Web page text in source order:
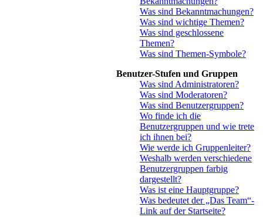
Was sind Bekanntmachungen?
Was sind wichtige Themen?
Was sind geschlossene
Themen?
Was sind Themen-Symbole?
Benutzer-Stufen und Gruppen
Was sind Administratoren?
Was sind Moderatoren?
Was sind Benutzergruppen?
Wo finde ich die
Benutzergruppen und wie trete
ich ihnen bei?
Wie werde ich Gruppenleiter?
Weshalb werden verschiedene
Benutzergruppen farbig
dargestellt?
Was ist eine Hauptgruppe?
Was bedeutet der „Das Team“-
Link auf der Startseite?